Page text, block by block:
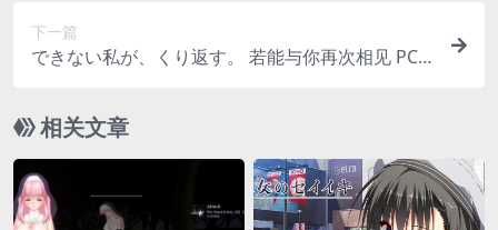
下一篇
できない私が、くり返す。 若能与你再次相见 PC+
相关文章